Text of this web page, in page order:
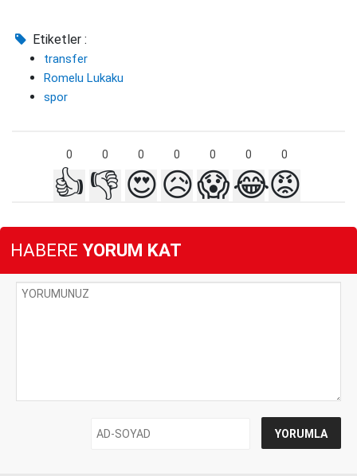
Etiketler :
transfer
Romelu Lukaku
spor
0 0 0 0 0 0 0
👍 👎 😍😥😱😂😡
HABERE YORUM KAT